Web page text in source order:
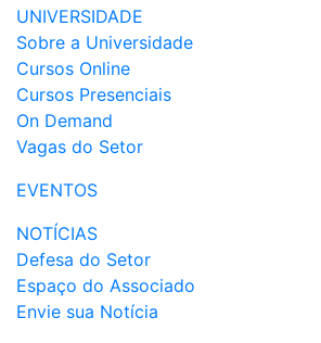
UNIVERSIDADE
Sobre a Universidade
Cursos Online
Cursos Presenciais
On Demand
Vagas do Setor
EVENTOS
NOTÍCIAS
Defesa do Setor
Espaço do Associado
Envie sua Notícia